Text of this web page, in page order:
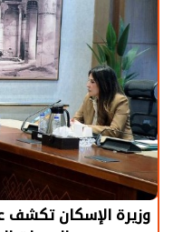
وزيرة الإسكان تكشف